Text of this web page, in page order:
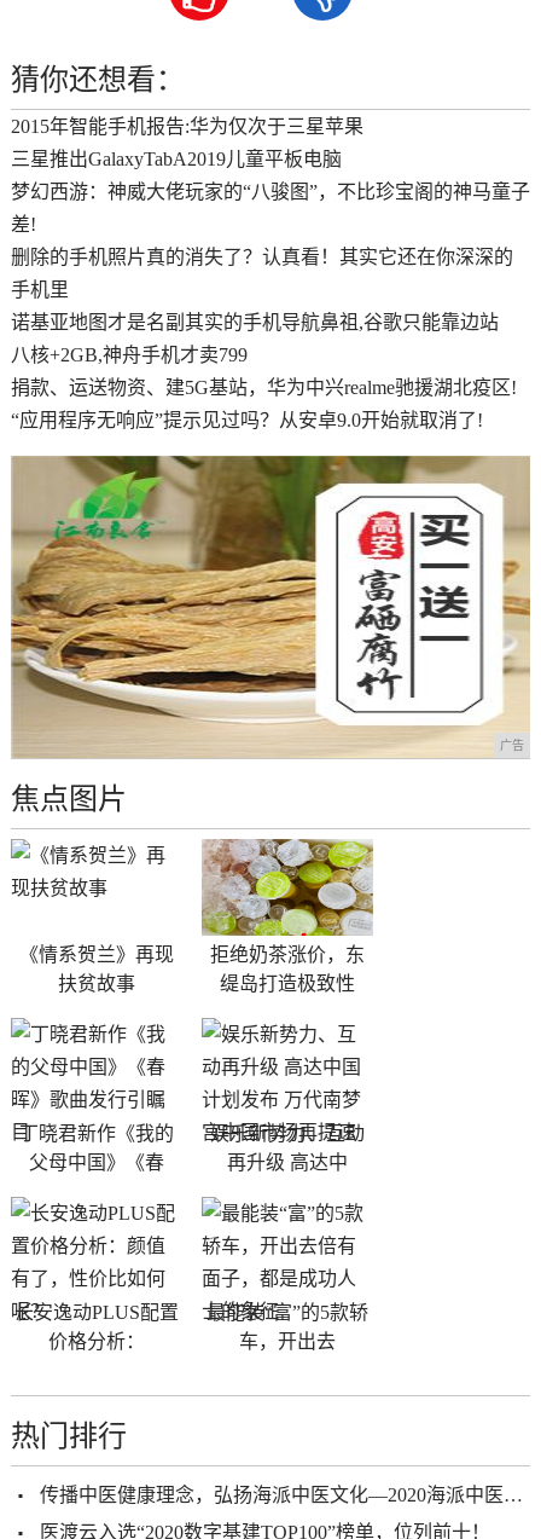
猜你还想看：
2015年智能手机报告:华为仅次于三星苹果
三星推出GalaxyTabA2019儿童平板电脑
梦幻西游：神威大佬玩家的“八骏图”，不比珍宝阁的神马童子
差!
删除的手机照片真的消失了？认真看！其实它还在你深深的
手机里
诺基亚地图才是名副其实的手机导航鼻祖,谷歌只能靠边站
八核+2GB,神舟手机才卖799
捐款、运送物资、建5G基站，华为中兴realme驰援湖北疫区!
“应用程序无响应”提示见过吗？从安卓9.0开始就取消了!
广告
焦点图片
《情系贺兰》再现
扶贫故事
拒绝奶茶涨价，东
缇岛打造极致性
丁晓君新作《我的
父母中国》《春
娱乐新势力、互动
再升级 高达中
长安逸动PLUS配置
价格分析：
最能装“富”的5款轿
车，开出去
热门排行
传播中医健康理念，弘扬海派中医文化—2020海派中医砥砺前行
医渡云入选“2020数字基建TOP100”榜单，位列前十！